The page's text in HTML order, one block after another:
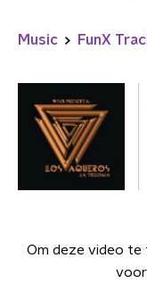
Music FunX
Om deze video
voor